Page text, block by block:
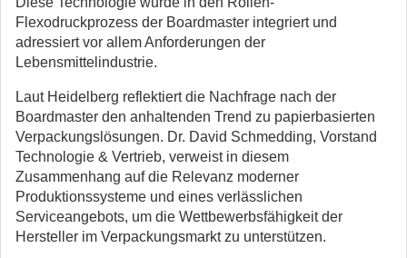
Flexodruckprozess der Boardmaster integriert und
adressiert vor allem Anforderungen der
Lebensmittelindustrie.
Laut Heidelberg reflektiert die Nachfrage nach der
Boardmaster den anhaltenden Trend zu papierbasierten
Verpackungslösungen. Dr. David Schmedding, Vorstand
Technologie & Vertrieb, verweist in diesem
Zusammenhang auf die Relevanz moderner
Produktionssysteme und eines verlässlichen
Serviceangebots, um die Wettbewerbsfähigkeit der
Hersteller im Verpackungsmarkt zu unterstützen.